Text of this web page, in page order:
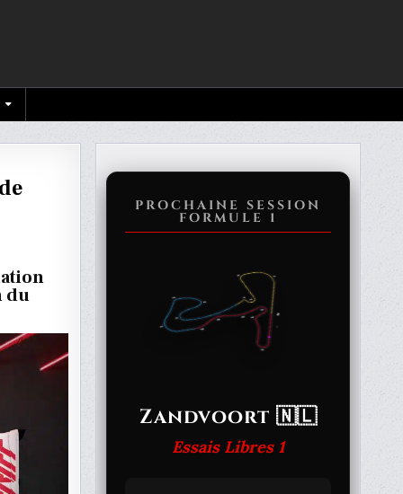
du
PROCHAINE SESSION
FORMULE 1
Zandvoort 🇳🇱
Essais Libres 1